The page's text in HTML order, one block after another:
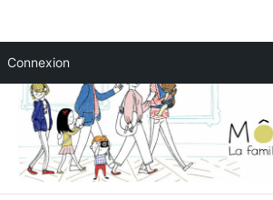
Connexion
contenu